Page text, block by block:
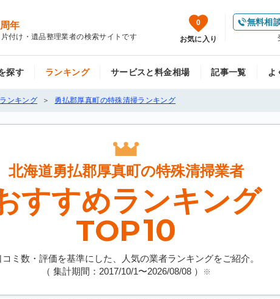
周年
付け・遺品整理業者の検索サイトです
0
お気に入り
無料相
探す ランキング サービスと料金相場 記事一覧 よ
ンキング 勇払郡厚真町の特殊清掃ランキング
北海道勇払郡厚真町の特殊清掃業者
すすめランキング
TOP10
コミ数・評価を基準にした、人気の業者ランキングをご紹介。
（ 集計期間：2017/10/1〜2026/08/08） ※